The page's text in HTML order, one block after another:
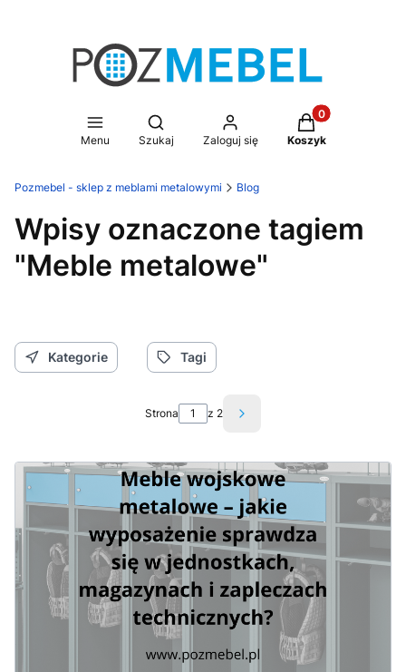
Menu
Otwórz wyszukiwarkę
Szukaj Zaloguj się
Produkty w
Koszyk
Pozmebel - sklep z meblami metalowymi Blog
Wpisy oznaczone tagiem
"Meble metalowe"
Kategorie Tagi
Strona z 2 Następne wpisy